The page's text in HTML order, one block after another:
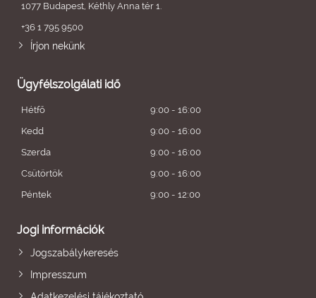
1077 Budapest, Kéthly Anna tér 1.
+36 1 795 9500
Írjon nekünk
Ügyfélszolgálati idő
Hétfő
9:00 - 16:00
Kedd
9:00 - 16:00
Szerda
9:00 - 16:00
Csütörtök
9:00 - 16:00
Péntek
9:00 - 12:00
Jogi információk
Jogszabálykeresés
Impresszum